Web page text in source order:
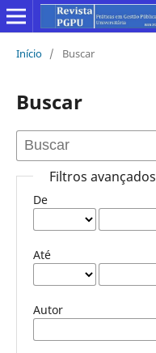
Início / Buscar
Buscar
Filtros avançados
De
Até
Autor